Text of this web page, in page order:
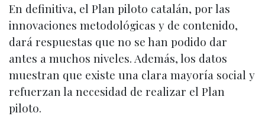
En definitiva, el Plan piloto catalán, por las
innovaciones metodológicas y de contenido,
dará respuestas que no se han podido dar
antes a muchos niveles. Además, los datos
muestran que existe una clara mayoría social y
refuerzan la necesidad de realizar el Plan
piloto.